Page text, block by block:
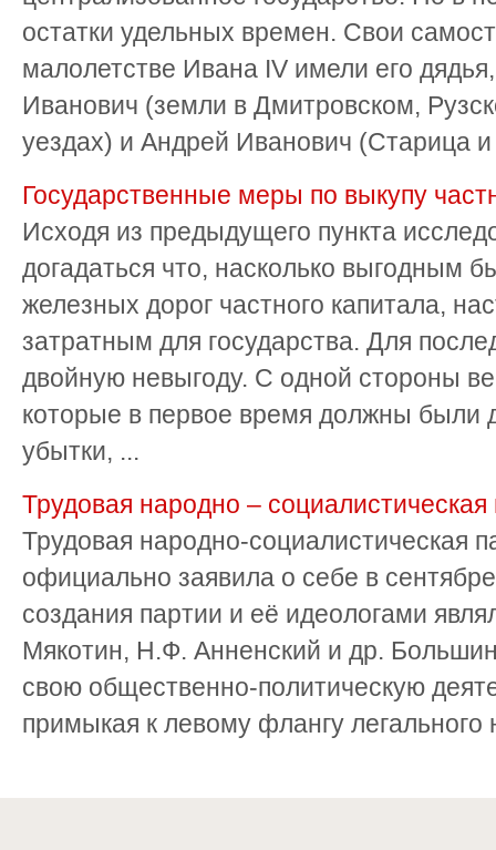
остатки удельных времен. Свои
малолетстве Ивана IV имели его
Иванович (земли в Дмитровском,
уездах) и Андрей Иванович (Старица
Государственные меры по выкупу
Исходя из предыдущего пункта
догадаться что, насколько выгодным
железных дорог частного капитала,
затратным для государства. Для
двойную невыгоду. С одной стороны
которые в первое время должны были
убытки, ...
Трудовая народно – социалистическая
Трудовая народно-социалистическая
официально заявила о себе в
создания партии и её идеологами
Мякотин, Н.Ф. Анненский и др.
свою общественно-политическую
примыкая к левому флангу легального